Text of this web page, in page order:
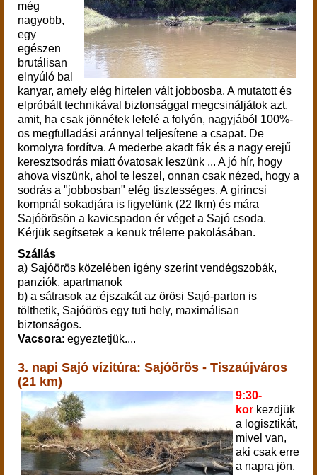
még
nagyobb,
egy
egészen
brutálisan
elnyúló bal
kanyar, amely elég hirtelen vált jobbosba. A mutatott és
elpróbált technikával biztonsággal megcsináljátok azt,
amit, ha csak jönnétek lefelé a folyón, nagyjából 100%-
os megfulladási aránnyal teljesítene a csapat. De
komolyra fordítva. A mederbe akadt fák és a nagy erejű
keresztsodrás miatt óvatosak leszünk ... A jó hír, hogy
ahova viszünk, ahol te leszel, onnan csak nézed, hogy a
sodrás a "jobbosban" elég tisztességes. A girincsi
kompnál sokadjára is figyelünk (22 fkm) és mára
Sajóörösön a kavicspadon ér véget a Sajó csoda.
Kérjük segítsetek a kenuk trélerre pakolásában.
Szállás
a) Sajóörös közelében igény szerint vendégszobák,
panziók, apartmanok
b) a sátrasok az éjszakát az örösi Sajó-parton is
tölthetik, Sajóörös egy tuti hely, maximálisan
biztonságos.
Vacsora: egyeztetjük....
3. napi Sajó vízitúra: Sajóörös - Tiszaújváros
(21 km)
9:30-
kor kezdjük
a logisztikát,
mivel van,
aki csak erre
a napra jön,